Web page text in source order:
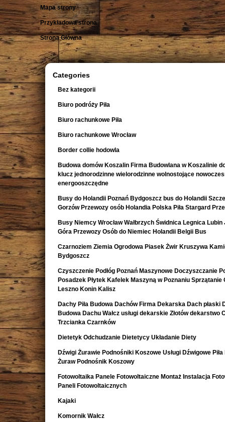
Mapa strony
Przykładowa strona
Strona Główna
Categories
Bez kategorii
Biuro podróży Piła
Biuro rachunkowe Piła
Biuro rachunkowe Wrocław
Border collie hodowla
Budowa domów Koszalin Firma Budowlana w Koszalinie
klucz jednorodzinne wielorodzinne wolnostojące
energooszczędne
Busy do Holandii Poznań Bydgoszcz bus do Holandii
Gorzów Przewozy osób Holandia Polska Piła Stargard
Busy Niemcy Wrocław Wałbrzych Świdnica Legnica Lubin
Góra Przewozy Osób do Niemiec Holandii Belgii Bus
Czarnoziem Ziemia Ogrodowa Piasek Żwir Kruszywa
Bydgoszcz
Czyszczenie Podłóg Poznań Maszynowe Doczyszczanie
Posadzek Płytek Kafelek Maszyną w Poznaniu Sprzątanie
Leszno Konin Kalisz
Dachy Piła Budowa Dachów Firma Dekarska Dach płaski
Budowa Dachu Wałcz usługi dekarskie Złotów dekarstwo
Trzcianka Czarnków
Dietetyk Odchudzanie Dietetycy Układanie Diety
Dźwigi Żurawie Podnośniki Koszowe Usługi Dźwigowe Piła
Żuraw Podnośnik Koszowy
Fotowoltaika Panele Fotowoltaiczne Montaż Instalacja
Paneli Fotowoltaicznych
Kajaki
Komornik Wałcz